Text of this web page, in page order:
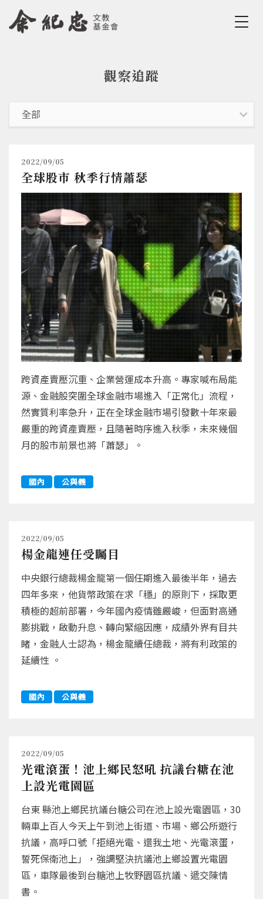
Jump to Navigation
Jump to Main content
觀察追蹤
2022/09/05
全球股市 秋季行情蕭瑟
跨資產賣壓沉重、企業營運成本升高。專家喊布局能
源、金融股突圍全球金融市場進入「正常化」流程，
然實質利率急升，正在全球金融市場引發數十年來最
嚴重的跨資產賣壓，且隨著時序進入秋季，未來幾個
月的股市前景也將「蕭瑟」。
國內 公與義
2022/09/05
楊金龍連任受矚目
中央銀行總裁楊金龍第一個任期進入最後半年，過去
四年多來，他貨幣政策在求「穩」的原則下，採取更
積極的超前部署，今年國內疫情雖嚴峻，但面對高通
膨挑戰，啟動升息、轉向緊縮因應，成績外界有目共
睹，金融人士認為，楊金龍續任總裁，將有利政策的
延續性 。
國內 公與義
2022/09/05
光電滾蛋！池上鄉民怒吼 抗議台糖在池
上設光電園區
台東 縣池上鄉民抗議台糖公司在池上設光電園區，30
輛車上百人今天上午到池上街道、市場、鄉公所遊行
抗議，高呼口號「拒絕光電、還我土地、光電滾蛋，
誓死保衛池上」，強調堅決抗議池上鄉設置光電園
區，車隊最後到台糖池上牧野園區抗議、遞交陳情
書。